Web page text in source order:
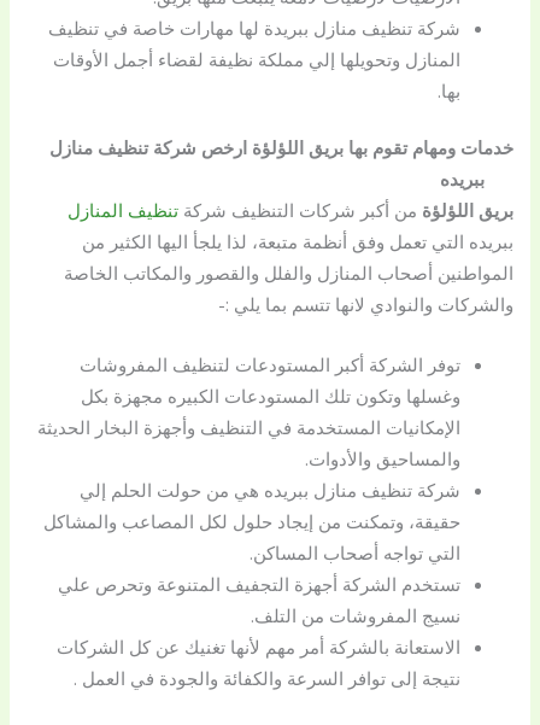
شركة تنظيف منازل ببريدة لها مهارات خاصة في تنظيف
المنازل وتحويلها إلي مملكة نظيفة لقضاء أجمل الأوقات
بها.
خدمات ومهام تقوم بها بريق اللؤلؤة ارخص شركة تنظيف منازل
ببريده
بريق اللؤلؤة من أكبر شركات التنظيف شركةتنظيف المنازل
ببريده التي تعمل وفق أنظمة متبعة، لذا يلجأ اليها الكثير من
المواطنين أصحاب المنازل والفلل والقصور والمكاتب الخاصة
والشركات والنوادي لانها تتسم بما يلي :-
توفر الشركة أكبر المستودعات لتنظيف المفروشات
وغسلها وتكون تلك المستودعات الكبيره مجهزة بكل
الإمكانيات المستخدمة في التنظيف وأجهزة البخار الحديثة
والمساحيق والأدوات.‏
شركة تنظيف منازل ببريده هي من حولت الحلم إلي
حقيقة، وتمكنت من إيجاد حلول لكل المصاعب والمشاكل
التي تواجه أصحاب المساكن.‏
تستخدم الشركة أجهزة التجفيف المتنوعة وتحرص علي
نسيج المفروشات من التلف.‏
الاستعانة بالشركة أمر مهم لأنها تغنيك عن كل الشركات
نتيجة إلى توافر السرعة والكفائة والجودة في العمل . ‎